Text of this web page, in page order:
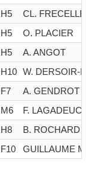
H5
CL. FRECELLE
H5
O. PLACIER
H5
A. ANGOT
H10 W. DERSOIR-
F7
A. GENDROT
M6
F. LAGADEUC
H8
B. ROCHARD
F10 GUILLAUME